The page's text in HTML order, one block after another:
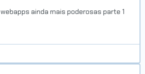
webapps ainda mais poderosas parte 1